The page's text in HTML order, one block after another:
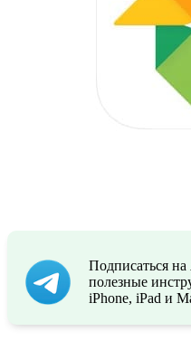
Подписаться
полезные
iPhone, iPad и